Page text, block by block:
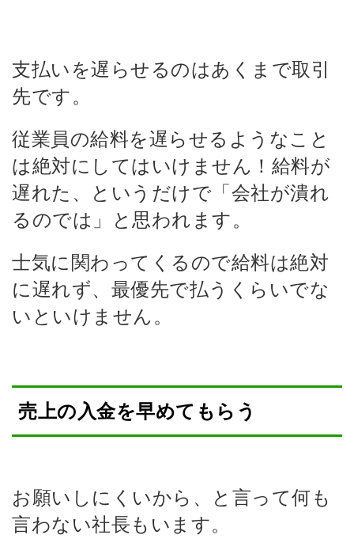
支払いを遅らせるのはあくまで取引
先です。
従業員の給料を遅らせるようなこと
は絶対にしてはいけません！給料が
遅れた、というだけで「会社が潰れ
るのでは」と思われます。
士気に関わってくるので給料は絶対
に遅れず、最優先で払うくらいでな
いといけません。
売上の入金を早めてもらう
お願いしにくいから、と言って何も
言わない社長もいます。